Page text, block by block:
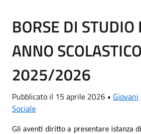
BORSE DI
ANNO SCOLASTICO
2025/2026
Pubblicato il 15 aprile 2026 • Giovani
Sociale
Gli aventi diritto a presentare istanza